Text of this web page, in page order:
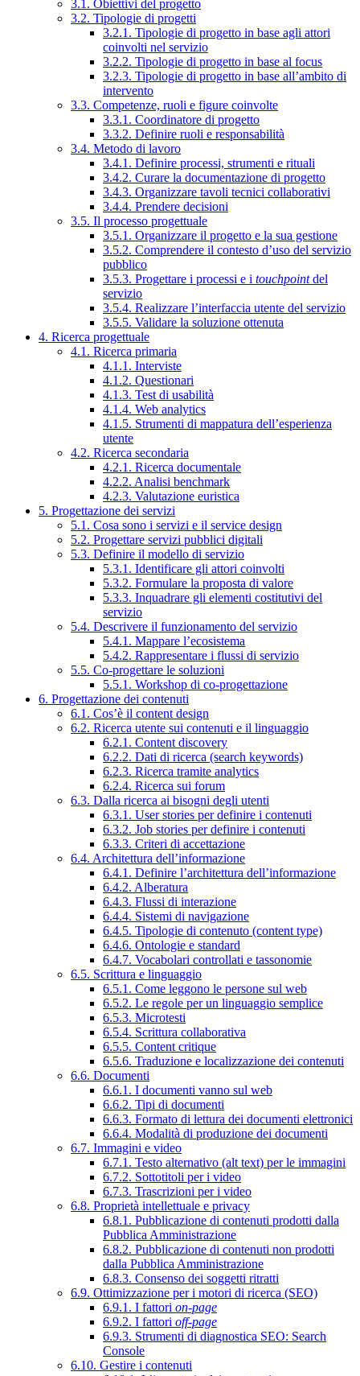
3.1. Obiettivi del progetto
3.2. Tipologie di progetti
3.2.1. Tipologie di progetto in base agli attori
coinvolti nel servizio
3.2.2. Tipologie di progetto in base al focus
3.2.3. Tipologie di progetto in base all’ambito di
intervento
3.3. Competenze, ruoli e figure coinvolte
3.3.1. Coordinatore di progetto
3.3.2. Definire ruoli e responsabilità
3.4. Metodo di lavoro
3.4.1. Definire processi, strumenti e rituali
3.4.2. Curare la documentazione di progetto
3.4.3. Organizzare tavoli tecnici collaborativi
3.4.4. Prendere decisioni
3.5. Il processo progettuale
3.5.1. Organizzare il progetto e la sua gestione
3.5.2. Comprendere il contesto d’uso del servizio
pubblico
3.5.3. Progettare i processi e i touchpointdel
servizio
3.5.4. Realizzare l’interfaccia utente del servizio
3.5.5. Validare la soluzione ottenuta
4. Ricerca progettuale
4.1. Ricerca primaria
4.1.1. Interviste
4.1.2. Questionari
4.1.3. Test di usabilità
4.1.4. Web analytics
4.1.5. Strumenti di mappatura dell’esperienza
utente
4.2. Ricerca secondaria
4.2.1. Ricerca documentale
4.2.2. Analisi benchmark
4.2.3. Valutazione euristica
5. Progettazione dei servizi
5.1. Cosa sono i servizi e il service design
5.2. Progettare servizi pubblici digitali
5.3. Definire il modello di servizio
5.3.1. Identificare gli attori coinvolti
5.3.2. Formulare la proposta di valore
5.3.3. Inquadrare gli elementi costitutivi del
servizio
5.4. Descrivere il funzionamento del servizio
5.4.1. Mappare l’ecosistema
5.4.2. Rappresentare i flussi di servizio
5.5. Co-progettare le soluzioni
5.5.1. Workshop di co-progettazione
6. Progettazione dei contenuti
6.1. Cos’è il content design
6.2. Ricerca utente sui contenuti e il linguaggio
6.2.1. Content discovery
6.2.2. Dati di ricerca (search keywords)
6.2.3. Ricerca tramite analytics
6.2.4. Ricerca sui forum
6.3. Dalla ricerca ai bisogni degli utenti
6.3.1. User stories per definire i contenuti
6.3.2. Job stories per definire i contenuti
6.3.3. Criteri di accettazione
6.4. Architettura dell’informazione
6.4.1. Definire l’architettura dell’informazione
6.4.2. Alberatura
6.4.3. Flussi di interazione
6.4.4. Sistemi di navigazione
6.4.5. Tipologie di contenuto (content type)
6.4.6. Ontologie e standard
6.4.7. Vocabolari controllati e tassonomie
6.5. Scrittura e linguaggio
6.5.1. Come leggono le persone sul web
6.5.2. Le regole per un linguaggio semplice
6.5.3. Microtesti
6.5.4. Scrittura collaborativa
6.5.5. Content critique
6.5.6. Traduzione e localizzazione dei contenuti
6.6. Documenti
6.6.1. I documenti vanno sul web
6.6.2. Tipi di documenti
6.6.3. Formato di lettura dei documenti elettronici
6.6.4. Modalità di produzione dei documenti
6.7. Immagini e video
6.7.1. Testo alternativo (alt text) per le immagini
6.7.2. Sottotitoli per i video
6.7.3. Trascrizioni per i video
6.8. Proprietà intellettuale e privacy
6.8.1. Pubblicazione di contenuti prodotti dalla
Pubblica Amministrazione
6.8.2. Pubblicazione di contenuti non prodotti
dalla Pubblica Amministrazione
6.8.3. Consenso dei soggetti ritratti
6.9. Ottimizzazione per i motori di ricerca (SEO)
6.9.1. I fattori on-page
6.9.2. I fattori off-page
6.9.3. Strumenti di diagnostica SEO: Search
Console
6.10. Gestire i contenuti